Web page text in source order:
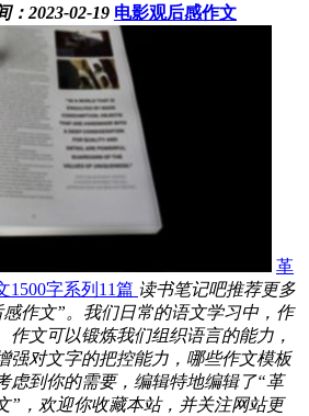
：2023-02-19 电影观后感作文
革
1500字系列11篇 读书笔记吧推荐更多
作文”。我们日常的语文学习中，作
作文可以锻炼我们组织语言的能力，
强对文字的把控能力，哪些作文模板
虑到你的需要，编辑特地编辑了“革
”，欢迎你收藏本站，并关注网站更